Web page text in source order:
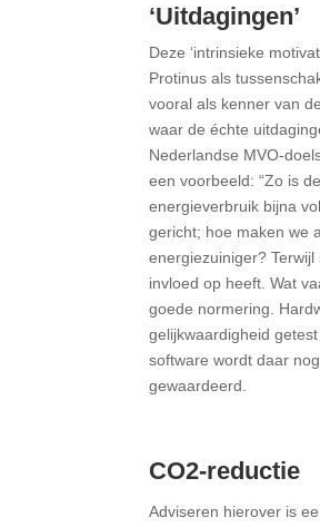
‘Uitdagingen’
Deze ‘intrinsieke
Protinus als
vooral als kenner van
waar de échte
Nederlandse MVO-
een voorbeeld: “Zo is
energieverbruik bijna
gericht; hoe maken we
energiezuiniger?
invloed op heeft. Wat
goede normering.
gelijkwaardigheid
software wordt daar
gewaardeerd.
CO2-reductie
Adviseren hierover is